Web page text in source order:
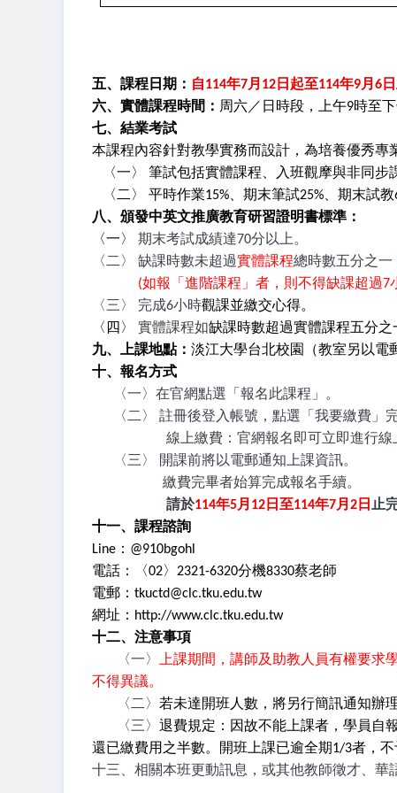
五、課程日期：
自114年7月12日起至114年9月6日
六、實體課程時間： 周六／日時段，上午9時至
七、結業考試
本課程內容針對教學實務而設計， 為培養優秀專
〈一〉 筆試包括實體課程、入班觀摩與非同步
〈二〉 平時作業15%、期末筆試25%、期末試教
八、頒發中英文推廣教育研習證明書標準：
〈一〉
期末考試成績達70分以上。
〈二〉 缺課時數未超過實體課程總時數五分之一
(如報「進階課程」者，則不得缺課超過7
〈三〉 完成6小時觀課並繳交心得。
〈四〉 實體課程如缺課時數超過實體課程五分之
九、上課地點： 淡江大學台北校園（教室另以電
十、報名方式
〈一〉在官網點選「報名此課程」。
〈二〉 註冊後登入帳號，點選「我要繳費」
線上繳費：官網報名即可立即進行線上
〈三〉 開課前將以電郵通知上課資訊。
繳費完畢者始算完成報名手續。
請於114年5月12日至114年7月2日 止
十一、課程諮詢
Line：@910bgohl
電話：〈02〉2321-6320分機8330蔡老師
電郵：tkuctd@clc.tku.edu.tw
網址：http://www.clc.tku.edu.tw
十二、注意事項
〈一〉 上課期間，講師及助教人員有權要求
不得異議。
〈二〉 若未達開班人數，將另行簡訊通知辦
〈三〉 退費規定：因故不能上課者，學員自
還已繳費用之半數。開班上課已逾全期1/3者，
十三、相關本班更動訊息，或其他教師徵才、華